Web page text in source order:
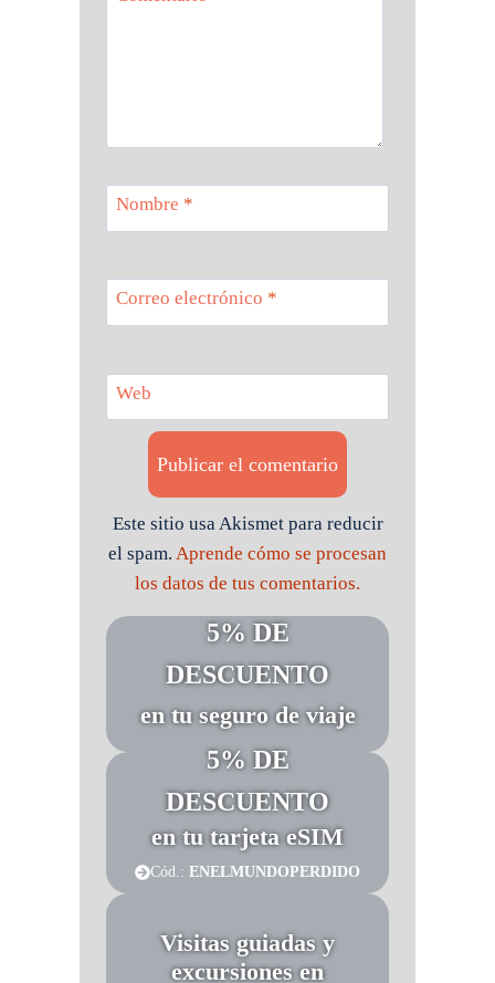
Nombre *
Correo electrónico *
Web
Este sitio usa Akismet para reducir
el spam. Aprende cómo se procesan
los datos de tus comentarios.
5% DE
DESCUENTO
en tu seguro de viaje
5% DE
DESCUENTO
en tu tarjeta eSIM
Cód.: ENELMUNDOPERDIDO
Visitas guiadas y
excursiones en